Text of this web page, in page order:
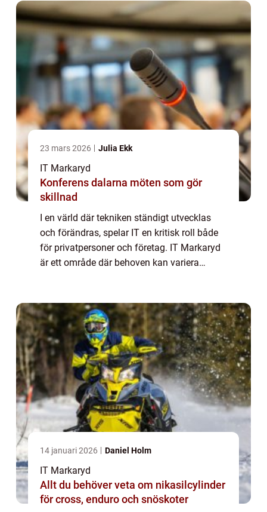
23 mars 2026 Julia Ekk
IT Markaryd
Konferens dalarna möten som gör
skillnad
I en värld där tekniken ständigt utvecklas
och förändras, spelar IT en kritisk roll både
för privatpersoner och företag. IT Markaryd
är ett område där behoven kan variera
14 januari 2026 Daniel Holm
IT Markaryd
Allt du behöver veta om nikasilcylinder
för cross, enduro och snöskoter